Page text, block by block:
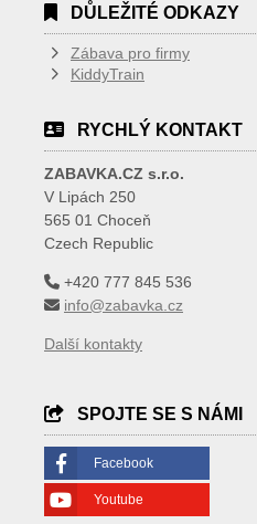
DŮLEŽITÉ ODKAZY
Zábava pro firmy
KiddyTrain
RYCHLÝ KONTAKT
ZABAVKA.CZ s.r.o.
V Lipách 250
565 01 Choceň
Czech Republic
+420 777 845 536
info@zabavka.cz
Další kontakty
SPOJTE SE S NÁMI
Facebook
Youtube